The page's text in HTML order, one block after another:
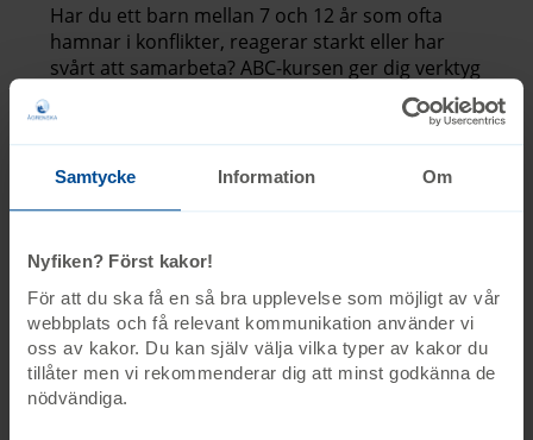
Samtycke Information Om
Nyfiken? Först kakor!
För att du ska få en så bra upplevelse som möjligt av vår
webbplats och få relevant kommunikation använder vi
oss av kakor. Du kan själv välja vilka typer av kakor du
tillåter men vi rekommenderar dig att minst godkänna de
nödvändiga.
Har du ett barn mellan 7 och 12 år som ofta
hamnar i konflikter, reagerar starkt eller har
svårt att samarbeta? ABC-kursen ger dig verktyg
för att förstå och stötta ditt barn och skapa mer
lugn i vardagen.
22 oktober
Göteborg
Gamlestaden, Gamlestaden-Utby
Medborgarhuset i Gamlestaden
Brahegatan 11
Anmäl dig
Sista anmälningsdag 19 oktober